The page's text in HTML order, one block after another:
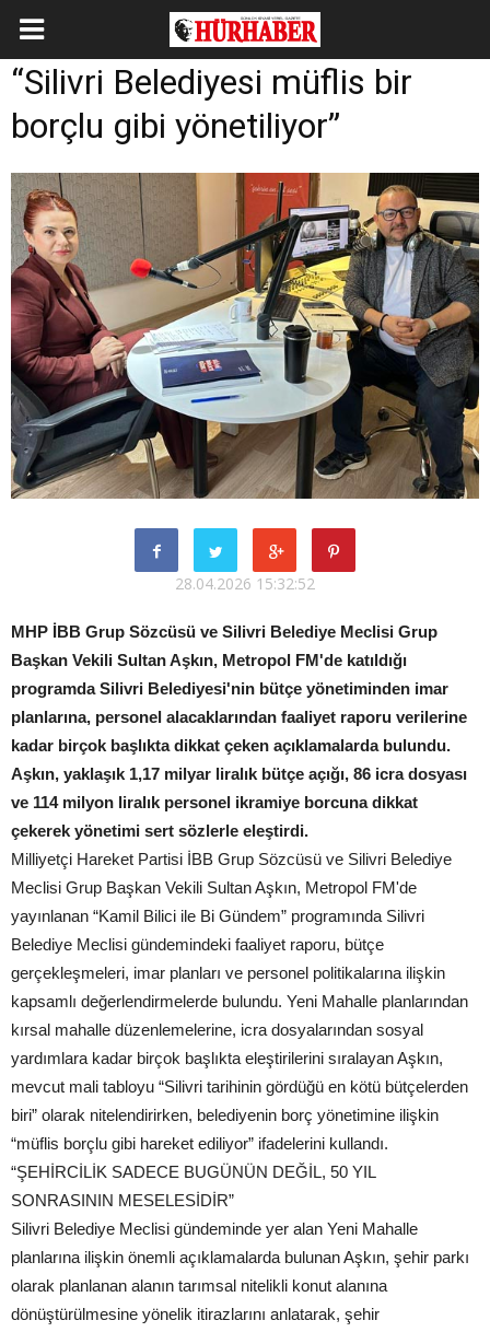
“Silivri Belediyesi müflis bir
borçlu gibi yönetiliyor”
28.04.2026 15:32:52
MHP İBB Grup Sözcüsü ve Silivri Belediye Meclisi Grup
Başkan Vekili Sultan Aşkın, Metropol FM'de katıldığı
programda Silivri Belediyesi'nin bütçe yönetiminden imar
planlarına, personel alacaklarından faaliyet raporu verilerine
kadar birçok başlıkta dikkat çeken açıklamalarda bulundu.
Aşkın, yaklaşık 1,17 milyar liralık bütçe açığı, 86 icra dosyası
ve 114 milyon liralık personel ikramiye borcuna dikkat
çekerek yönetimi sert sözlerle eleştirdi.
Milliyetçi Hareket Partisi İBB Grup Sözcüsü ve Silivri Belediye
Meclisi Grup Başkan Vekili Sultan Aşkın, Metropol FM'de
yayınlanan “Kamil Bilici ile Bi Gündem” programında Silivri
Belediye Meclisi gündemindeki faaliyet raporu, bütçe
gerçekleşmeleri, imar planları ve personel politikalarına ilişkin
kapsamlı değerlendirmelerde bulundu. Yeni Mahalle planlarından
kırsal mahalle düzenlemelerine, icra dosyalarından sosyal
yardımlara kadar birçok başlıkta eleştirilerini sıralayan Aşkın,
mevcut mali tabloyu “Silivri tarihinin gördüğü en kötü bütçelerden
biri” olarak nitelendirirken, belediyenin borç yönetimine ilişkin
“müflis borçlu gibi hareket ediliyor” ifadelerini kullandı.
“ŞEHİRCİLİK SADECE BUGÜNÜN DEĞİL, 50 YIL
SONRASININ MESELESİDİR”
Silivri Belediye Meclisi gündeminde yer alan Yeni Mahalle
planlarına ilişkin önemli açıklamalarda bulunan Aşkın, şehir parkı
olarak planlanan alanın tarımsal nitelikli konut alanına
dönüştürülmesine yönelik itirazlarını anlatarak, şehir